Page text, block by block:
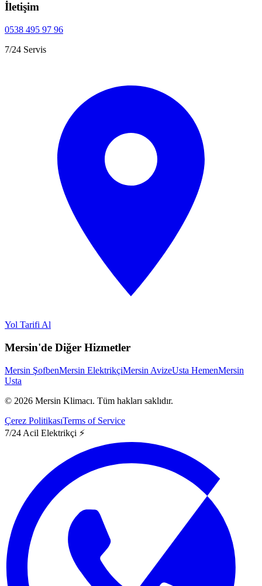
İletişim
0538 495 97 96
7/24 Servis
Yol Tarifi Al
Mersin'de Diğer Hizmetler
Mersin ŞofbenMersin ElektrikçiMersin AvizeUsta HemenMersin
Usta
© 2026 Mersin Klimacı. Tüm hakları saklıdır.
Çerez PolitikasıTerms of Service
7/24 Acil Elektrikçi ⚡